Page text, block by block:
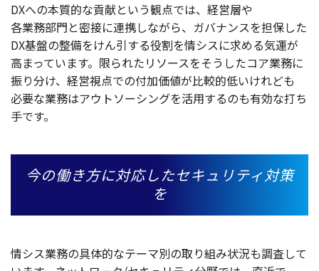
DXへの本質的な貢献という観点では、 経営層や
各業務部門と密接に連携しながら、 ガバナンスを担保した
DX基盤の整備をけん引する役割を情シスに求める気運が
高まっています。限られたリソースをそうしたコア業務に
振り分け、 経営視点での付加価値が比較的低いけれども
必要な業務はアウトソーシングを活用するのも有効な打ち
手です。
今の働き方に対応したセキュリティ対策
を
情シス業務の具体的なテーマ別の取り組み状況も調査して